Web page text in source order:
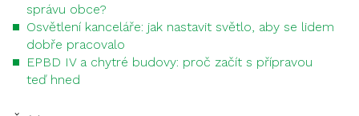
správu obce?
Osvětlení kanceláře: jak nastavit světlo, aby se lidem
dobře pracovalo
EPBD IV a chytré budovy: proč začít s přípravou
teď hned